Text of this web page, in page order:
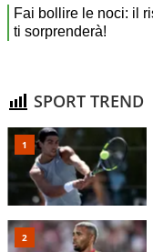
SPORT TREND